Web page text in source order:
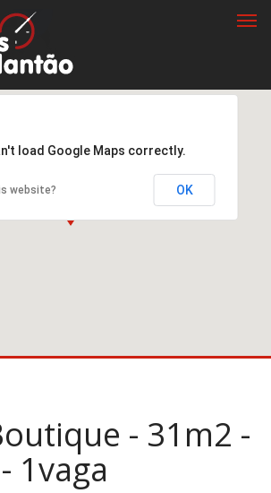
load Google Maps correctly.
website? OK
- 31m2 -
1vaga